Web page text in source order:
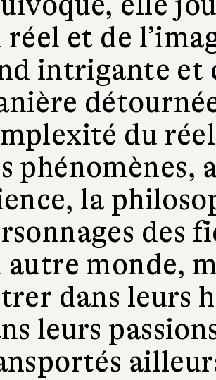
réel et de
intrigante et
du
phénomènes,
la
des
autre monde,
dans leurs
leurs